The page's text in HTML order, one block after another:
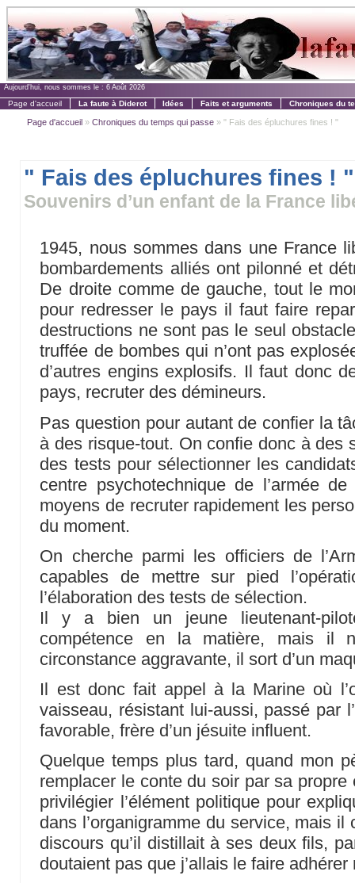
Aujourd'hui, nous sommes le : 6 Août 2026
Page d'accueil La faute à Diderot Idées Faits et arguments Chroniques du
Page d'accueil »Chroniques du temps qui passe » " Fais des épluchures fines ! "
" Fais des épluchures fines ! "
Souvenirs d’un enfant de la France
1945, nous sommes dans une France
bombardements alliés ont pilonné et
De droite comme de gauche, tout le
pour redresser le pays il faut faire
destructions ne sont pas le seul
truffée de bombes qui n’ont pas
d’autres engins explosifs. Il faut donc
pays, recruter des démineurs.
Pas question pour autant de confier la
à des risque-tout. On confie donc à des
des tests pour sélectionner les
centre psychotechnique de l’armée
moyens de recruter rapidement les
du moment.
On cherche parmi les officiers de
capables de mettre sur pied
l’élaboration des tests de sélection.
Il y a bien un jeune lieutenant-
compétence en la matière, mais il
circonstance aggravante, il sort d’un
Il est donc fait appel à la Marine où
vaisseau, résistant lui-aussi, passé par
favorable, frère d’un jésuite influent.
Quelque temps plus tard, quand mon
remplacer le conte du soir par sa
privilégier l’élément politique pour
dans l’organigramme du service, mais
discours qu’il distillait à ses deux fils,
doutaient pas que j’allais le faire